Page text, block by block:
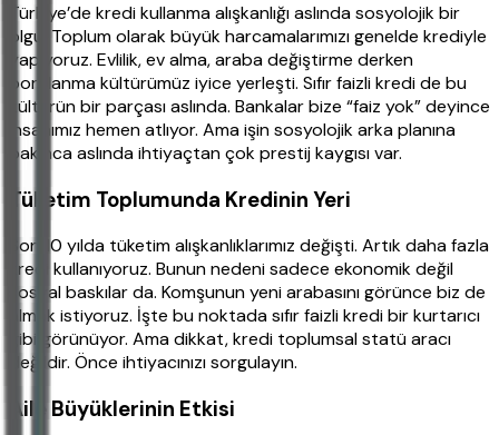
Türkiye’de kredi kullanma alışkanlığı aslında sosyolojik bir
olgu. Toplum olarak büyük harcamalarımızı genelde krediyle
yapıyoruz. Evlilik, ev alma, araba değiştirme derken
borçlanma kültürümüz iyice yerleşti. Sıfır faizli kredi de bu
kültürün bir parçası aslında. Bankalar bize “faiz yok” deyince
insanımız hemen atlıyor. Ama işin sosyolojik arka planına
bakınca aslında ihtiyaçtan çok prestij kaygısı var.
Tüketim Toplumunda Kredinin Yeri
Son 10 yılda tüketim alışkanlıklarımız değişti. Artık daha fazla
kredi kullanıyoruz. Bunun nedeni sadece ekonomik değil
sosyal baskılar da. Komşunun yeni arabasını görünce biz de
almak istiyoruz. İşte bu noktada sıfır faizli kredi bir kurtarıcı
gibi görünüyor. Ama dikkat, kredi toplumsal statü aracı
değildir. Önce ihtiyacınızı sorgulayın.
Aile Büyüklerinin Etkisi